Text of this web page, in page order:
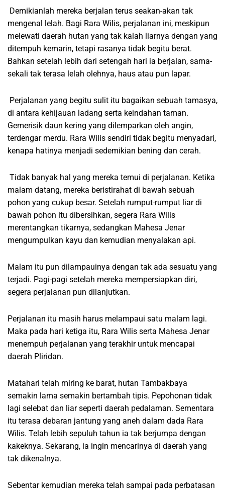
Demikianlah mereka berjalan terus seakan-akan tak
mengenal lelah. Bagi Rara Wilis, perjalanan ini, meskipun
melewati daerah hutan yang tak kalah liarnya dengan yang
ditempuh kemarin, tetapi rasanya tidak begitu berat.
Bahkan setelah lebih dari setengah hari ia berjalan, sama-
sekali tak terasa lelah olehnya, haus atau pun lapar.
Perjalanan yang begitu sulit itu bagaikan sebuah tamasya,
di antara kehijauan ladang serta keindahan taman.
Gemerisik daun kering yang dilemparkan oleh angin,
terdengar merdu. Rara Wilis sendiri tidak begitu menyadari,
kenapa hatinya menjadi sedemikian bening dan cerah.
Tidak banyak hal yang mereka temui di perjalanan. Ketika
malam datang, mereka beristirahat di bawah sebuah
pohon yang cukup besar. Setelah rumput-rumput liar di
bawah pohon itu dibersihkan, segera Rara Wilis
merentangkan tikarnya, sedangkan Mahesa Jenar
mengumpulkan kayu dan kemudian menyalakan api.
Malam itu pun dilampauinya dengan tak ada sesuatu yang
terjadi. Pagi-pagi setelah mereka mempersiapkan diri,
segera perjalanan pun dilanjutkan.
Perjalanan itu masih harus melampaui satu malam lagi.
Maka pada hari ketiga itu, Rara Wilis serta Mahesa Jenar
menempuh perjalanan yang terakhir untuk mencapai
daerah Pliridan.
Matahari telah miring ke barat, hutan Tambakbaya
semakin lama semakin bertambah tipis. Pepohonan tidak
lagi selebat dan liar seperti daerah pedalaman. Sementara
itu terasa debaran jantung yang aneh dalam dada Rara
Wilis. Telah lebih sepuluh tahun ia tak berjumpa dengan
kakeknya. Sekarang, ia ingin mencarinya di daerah yang
tak dikenalnya.
Sebentar kemudian mereka telah sampai pada perbatasan